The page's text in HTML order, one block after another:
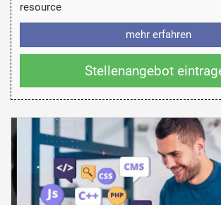
resource
mehr erfahren
Stellenangebot